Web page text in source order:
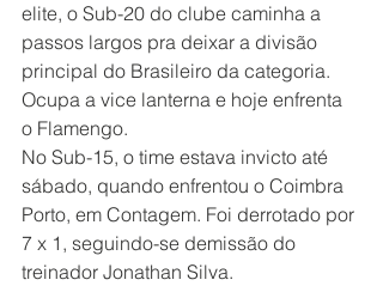
elite, o Sub-20 do clube caminha a
passos largos pra deixar a divisão
principal do Brasileiro da categoria.
Ocupa a vice lanterna e hoje enfrenta
o Flamengo.
No Sub-15, o time estava invicto até
sábado, quando enfrentou o Coimbra
Porto, em Contagem. Foi derrotado por
7 x 1, seguindo-se demissão do
treinador Jonathan Silva.